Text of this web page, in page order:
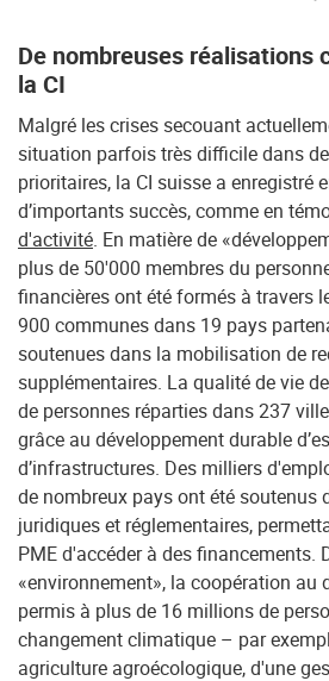
De nombreuses réalisations
la CI
Malgré les crises secouant
situation parfois très difficile dans
prioritaires, la CI suisse a enregistré
d’importants succès, comme en
d'activité. En matière de
plus de 50'000 membres du
financières ont été formés à travers
900 communes dans 19 pays
soutenues dans la mobilisation de
supplémentaires. La qualité de vie
de personnes réparties dans 237
grâce au développement durable
d’infrastructures. Des milliers
de nombreux pays ont été soutenus
juridiques et réglementaires,
PME d'accéder à des financements.
«environnement», la coopération au
permis à plus de 16 millions de
changement climatique – par
agriculture agroécologique, d'une